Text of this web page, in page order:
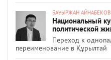
БАУЫРЖАН АЙНАБЕКОВ
Национальный
политической
Переход к
переименование в Құрылтай